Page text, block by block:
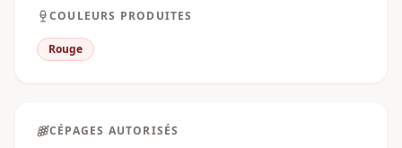
COULEURS PRODUITES
Rouge
CÉPAGES AUTORISÉS